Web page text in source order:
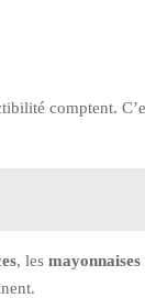
comptent.
, les